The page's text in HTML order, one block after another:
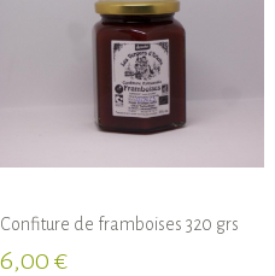
Confiture de framboises 320 grs
6,00 €